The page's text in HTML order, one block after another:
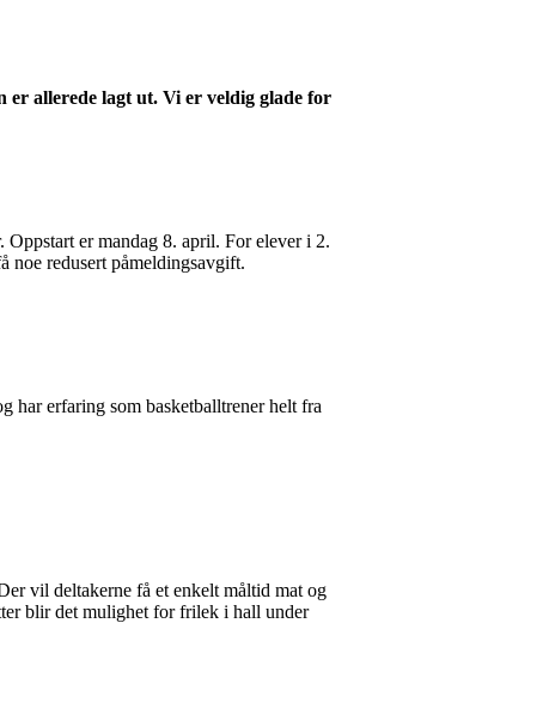
er allerede lagt ut. Vi er veldig glade for
er mandag 8. april. For elever i 2.
noe redusert påmeldingsavgift.
har erfaring som basketballtrener helt fra
vil deltakerne få et enkelt måltid mat og
blir det mulighet for frilek i hall under